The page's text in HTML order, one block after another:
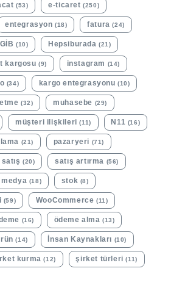
(53) e-ticaret (250)
entegrasyon (18) fatura (24)
GİB (10) Hepsiburada (21)
kargosu (9) instagram (14)
(34) kargo entegrasyonu (10)
(32) muhasebe (29)
müşteri ilişkileri (11) N11 (16)
(21) pazaryeri (71)
satış (20) satış artırma (56)
(18) stok (8)
(59) WooCommerce (11)
(16) ödeme alma (13)
(14) İnsan Kaynakları (10)
kurma (12) şirket türleri (11)